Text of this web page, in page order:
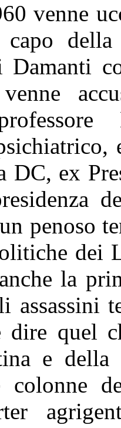
venne
capo
Damanti
DC, ex
penoso
dei
la
dire quel
e
colonne